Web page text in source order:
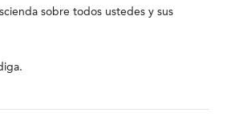
sobre todos ustedes y sus